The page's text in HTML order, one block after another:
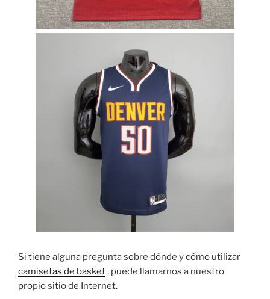
Si tiene alguna pregunta sobre dónde y cómo utilizar
camisetas de basket , puede llamarnos a nuestro
propio sitio de Internet.